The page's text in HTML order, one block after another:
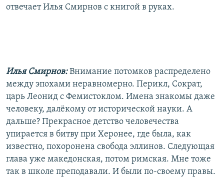
отвечает Илья Смирнов с книгой в руках.
Илья Смирнов:Внимание потомков распределено
между эпохами неравномерно. Перикл, Сократ,
царь Леонид с Фемистоклом. Имена знакомы даже
человеку, далёкому от исторической науки. А
дальше? Прекрасное детство человечества
упирается в битву при Херонее, где была, как
известно, похоронена свобода эллинов. Следующая
глава уже македонская, потом римская. Мне тоже
так в школе преподавали. И были по-своему правы.